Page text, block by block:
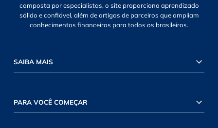
composta por especialistas, o site proporciona aprendizado
sólido e confiável, além de artigos de parceiros que ampliam
conhecimentos financeiros para todos os brasileiros.
SAIBA MAIS
PARA VOCÊ COMEÇAR